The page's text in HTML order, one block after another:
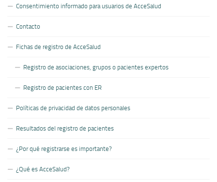
Consentimiento informado para usuarios de AcceSalud
Contacto
Fichas de registro de AcceSalud
Registro de asociaciones, grupos o pacientes expertos
Registro de pacientes con ER
Políticas de privacidad de datos personales
Resultados del registro de pacientes
¿Por qué registrarse es importante?
¿Qué es AcceSalud?